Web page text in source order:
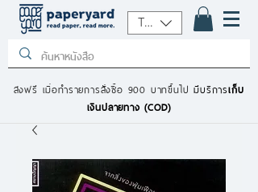
THB (฿)
ส่งฟรี เมื่อทำรายการสั่งซื้อ 900 บาทขึ้นไปมีบริการเก็บ
เงินปลายทาง (COD)